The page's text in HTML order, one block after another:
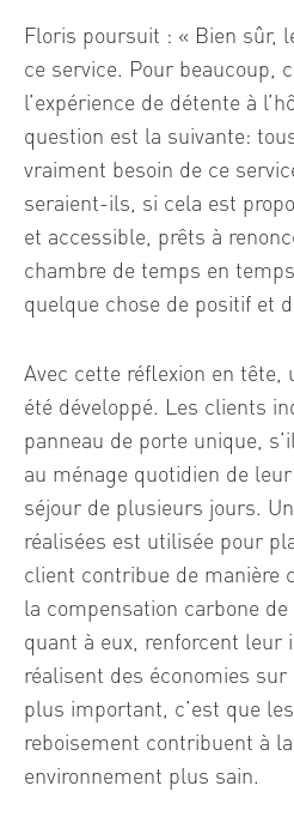
Floris poursuit : « Bien sûr,
ce service. Pour beaucoup,
l’expérience de détente à
question est la suivante:
vraiment besoin de ce
seraient-ils, si cela est
et accessible, prêts à
chambre de temps en
quelque chose de positif et
Avec cette réflexion en tête,
été développé. Les clients
panneau de porte unique,
au ménage quotidien de
séjour de plusieurs jours.
réalisées est utilisée pour
client contribue de manière
la compensation carbone de
quant à eux, renforcent leur
réalisent des économies
plus important, c’est que
reboisement contribuent à
environnement plus sain.